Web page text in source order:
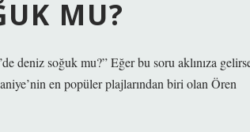
MU?
deniz soğuk mu?” Eğer bu soru aklınıza
en popüler plajlarından biri olan Ören